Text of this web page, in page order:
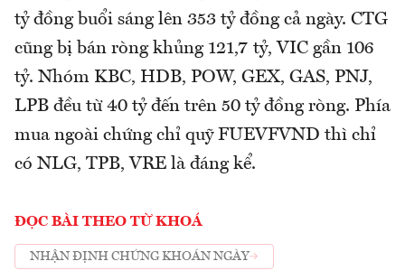
tỷ đồng buổi sáng lên 353 tỷ đồng cả ngày. CTG
cũng bị bán ròng khủng 121,7 tỷ, VIC gần 106
tỷ. Nhóm KBC, HDB, POW, GEX, GAS, PNJ,
LPB đều từ 40 tỷ đến trên 50 tỷ đồng ròng. Phía
mua ngoài chứng chỉ quỹ FUEVFVND thì chỉ
có NLG, TPB, VRE là đáng kể.
ĐỌC BÀI THEO TỪ KHOÁ
NHẬN ĐỊNH CHỨNG KHOÁN NGÀY